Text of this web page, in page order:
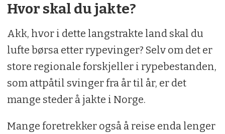
Hvor skal du jakte?
Akk, hvor i dette langstrakte land skal du
lufte børsa etter rypevinger? Selv om det er
store regionale forskjeller i rypebestanden,
som attpåtil svinger fra år til år, er det
mange steder å jakte i Norge.
Mange foretrekker også å reise enda lenger